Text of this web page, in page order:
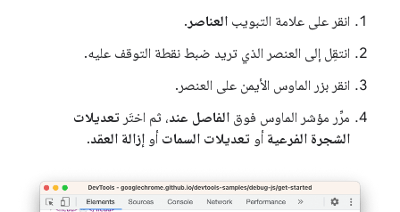
انقر على علامة التبويب العناصر .
انتقِل إلى العنصر الذي تريد ضبط نقطة التوقف عليه.
انقر بزر الماوس الأيمن على العنصر.
مرِّر مؤشر الماوس فوق الفاصل عند، ثم اختَر تعديلات
الشجرة الفرعية أو تعديلات السمات أو إزالة العقد.